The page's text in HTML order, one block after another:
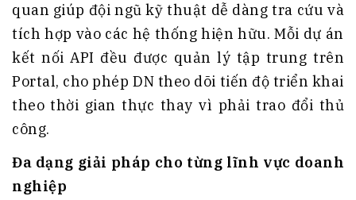
quan giúp đội ngũ kỹ thuật dễ dàng tra cứu và
tích hợp vào các hệ thống hiện hữu. Mỗi dự án
kết nối API đều được quản lý tập trung trên
Portal, cho phép DN theo dõi tiến độ triển khai
theo thời gian thực thay vì phải trao đổi thủ
công.
Đa dạng giải pháp cho từng lĩnh vực doanh
nghiệp